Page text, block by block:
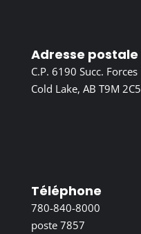
Adresse postale
C.P. 6190 Succ. Forces
Cold Lake, AB T9M 2C5
Téléphone
780-840-8000
poste 7857